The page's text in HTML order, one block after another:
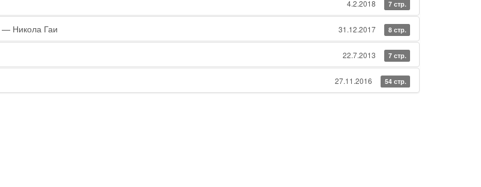
4.2.2018 7 стр.
— Никола Гаи 31.12.2017 8 стр.
22.7.2013 7 стр.
27.11.2016 54 стр.